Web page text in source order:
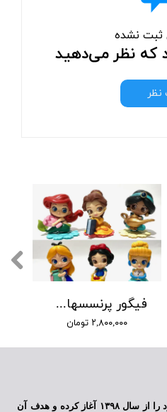
ثبت نشده
که نظر می‌دهید
نظر
فیگور پرنسسهای دیزنی پایه گلبرگی
۲,۸۰۰,۰۰۰ تومان
فروشگاه اینترنتی نیکام تویز فعالیت خود را از سال ۱۳۹۸ آغاز کرده و هدف آن